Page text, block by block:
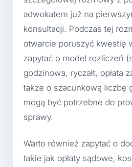
adwokatem już na
konsultacji. Podczas tej
otwarcie poruszyć kwestię
zapytać o model rozliczeń
godzinowa, ryczałt, opłata
także o szacunkową liczbę
mogą być potrzebne do
sprawy.
Warto również zapytać o
takie jak opłaty sądowe,